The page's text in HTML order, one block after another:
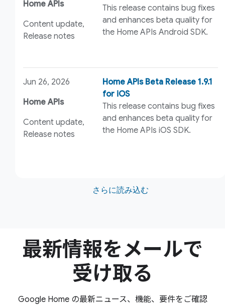
最新情報をメールで
受け取る
Google Home の最新ニュース、機能、要件をご確認